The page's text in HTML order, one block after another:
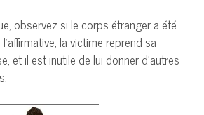
observez si le corps étranger a été
la victime reprend sa
et il est inutile de lui donner d’autres